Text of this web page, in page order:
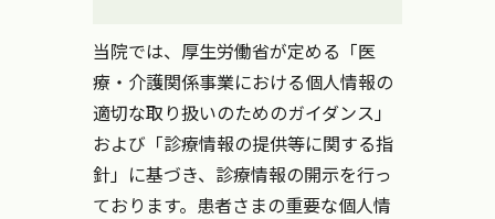
当院では、厚生労働省が定める「医
療・介護関係事業における個人情報の
適切な取り扱いのためのガイダンス」
および「診療情報の提供等に関する指
針」に基づき、診療情報の開示を行っ
ております。患者さまの重要な個人情